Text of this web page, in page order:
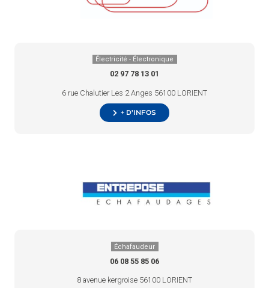
Électricité - Électronique
02 97 78 13 01
6 rue Chalutier Les 2 Anges 56100 LORIENT
+ d’infos
Échafaudeur
06 08 55 85 06
8 avenue kergroise 56100 LORIENT